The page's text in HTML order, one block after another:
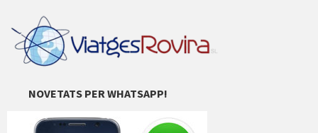
NOVETATS PER WHATSAPP!